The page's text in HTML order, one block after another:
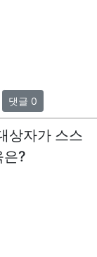
댓글 0
상자가 스스
은?